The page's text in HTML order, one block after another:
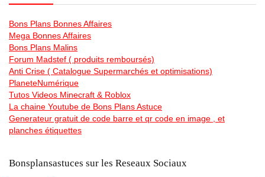
Bons Plans Bonnes Affaires
Mega Bonnes Affaires
Bons Plans Malins
Forum Madstef ( produits remboursés)
Anti Crise ( Catalogue Supermarchés et optimisations)
PlaneteNumérique
Tutos Videos Minecraft & Roblox
La chaine Youtube de Bons Plans Astuce
Generateur gratuit de code barre et qr code en image , et
planches étiquettes
Bonsplansastuces sur les Reseaux Sociaux